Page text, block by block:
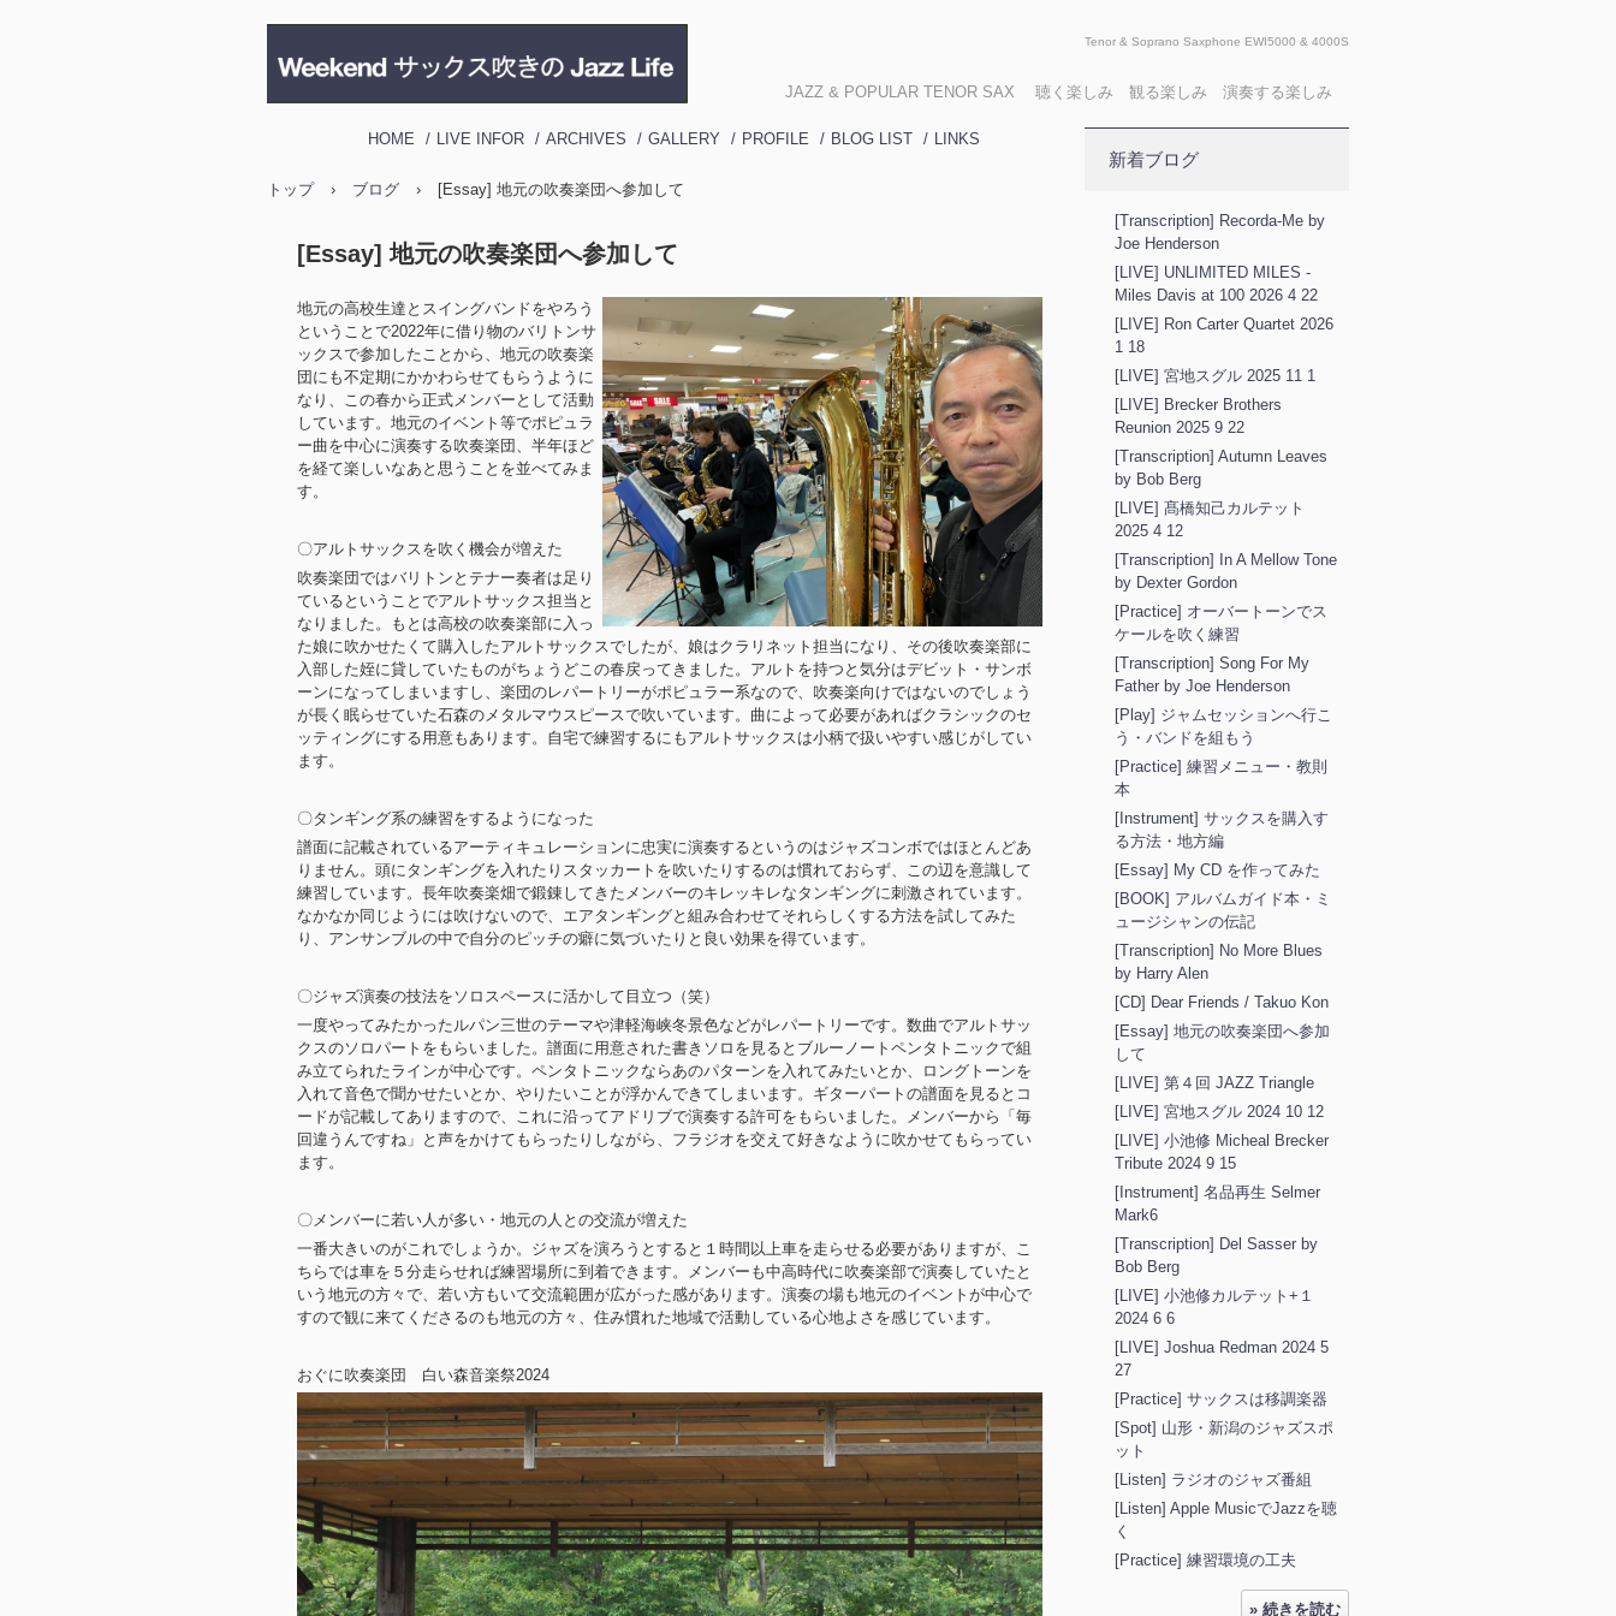
Tenor & Soprano Saxphone EWI5000 & 4000S
JAZZ & POPULAR TENOR SAX 聴く楽しみ 観る楽しみ 演奏する楽しみ
HOME LIVE INFOR ARCHIVES GALLERY PROFILE BLOG LIST LINKS
トップ › ブログ › [Essay] 地元の吹奏楽団へ参加して
[Essay] 地元の吹奏楽団へ参加して
地元の高校生達とスイングバンドをやろう
ということで2022年に借り物のバリトンサ
ックスで参加したことから、地元の吹奏楽
団にも不定期にかかわらせてもらうように
なり、この春から正式メンバーとして活動
しています。地元のイベント等でポピュラ
ー曲を中心に演奏する吹奏楽団、半年ほど
を経て楽しいなあと思うことを並べてみま
す。
〇アルトサックスを吹く機会が増えた
吹奏楽団ではバリトンとテナー奏者は足り
ているということでアルトサックス担当と
なりました。もとは高校の吹奏楽部に入っ
た娘に吹かせたくて購入したアルトサックスでしたが、娘はクラリネット担当になり、その後吹奏楽部に
入部した姪に貸していたものがちょうどこの春戻ってきました。アルトを持つと気分はデビット・サンボ
ーンになってしまいますし、楽団のレパートリーがポピュラー系なので、吹奏楽向けではないのでしょう
が長く眠らせていた石森のメタルマウスピースで吹いています。曲によって必要があればクラシックのセ
ッティングにする用意もあります。自宅で練習するにもアルトサックスは小柄で扱いやすい感じがしてい
ます。
〇タンギング系の練習をするようになった
譜面に記載されているアーティキュレーションに忠実に演奏するというのはジャズコンボではほとんどあ
りません。頭にタンギングを入れたりスタッカートを吹いたりするのは慣れておらず、この辺を意識して
練習しています。長年吹奏楽畑で鍛錬してきたメンバーのキレッキレなタンギングに刺激されています。
なかなか同じようには吹けないので、エアタンギングと組み合わせてそれらしくする方法を試してみた
り、アンサンブルの中で自分のピッチの癖に気づいたりと良い効果を得ています。
〇ジャズ演奏の技法をソロスペースに活かして目立つ（笑）
一度やってみたかったルパン三世のテーマや津軽海峡冬景色などがレパートリーです。数曲でアルトサッ
クスのソロパートをもらいました。譜面に用意された書きソロを見るとブルーノートペンタトニックで組
み立てられたラインが中心です。ペンタトニックならあのパターンを入れてみたいとか、ロングトーンを
入れて音色で聞かせたいとか、やりたいことが浮かんできてしまいます。ギターパートの譜面を見るとコ
ードが記載してありますので、これに沿ってアドリブで演奏する許可をもらいました。メンバーから「毎
回違うんですね」と声をかけてもらったりしながら、フラジオを交えて好きなように吹かせてもらってい
ます。
〇メンバーに若い人が多い・地元の人との交流が増えた
一番大きいのがこれでしょうか。ジャズを演ろうとすると１時間以上車を走らせる必要がありますが、こ
ちらでは車を５分走らせれば練習場所に到着できます。メンバーも中高時代に吹奏楽部で演奏していたと
いう地元の方々で、若い方もいて交流範囲が広がった感があります。演奏の場も地元のイベントが中心で
すので観に来てくださるのも地元の方々、住み慣れた地域で活動している心地よさを感じています。
おぐに吹奏楽団 白い森音楽祭2024
新着ブログ
[Transcription] Recorda-Me by
Joe Henderson
[LIVE] UNLIMITED MILES -
Miles Davis at 100 2026 4 22
[LIVE] Ron Carter Quartet 2026
1 18
[LIVE] 宮地スグル 2025 11 1
[LIVE] Brecker Brothers
Reunion 2025 9 22
[Transcription] Autumn Leaves
by Bob Berg
[LIVE] 髙橋知己カルテット
2025 4 12
[Transcription] In A Mellow Tone
by Dexter Gordon
[Practice] オーバートーンでス
ケールを吹く練習
[Transcription] Song For My
Father by Joe Henderson
[Play] ジャムセッションへ行こ
う・バンドを組もう
[Practice] 練習メニュー・教則
本
[Instrument] サックスを購入す
る方法・地方編
[Essay] My CD を作ってみた
[BOOK] アルバムガイド本・ミ
ュージシャンの伝記
[Transcription] No More Blues
by Harry Alen
[CD] Dear Friends / Takuo Kon
[Essay] 地元の吹奏楽団へ参加
して
[LIVE] 第４回 JAZZ Triangle
[LIVE] 宮地スグル 2024 10 12
[LIVE] 小池修 Micheal Brecker
Tribute 2024 9 15
[Instrument] 名品再生 Selmer
Mark6
[Transcription] Del Sasser by
Bob Berg
[LIVE] 小池修カルテット+１
2024 6 6
[LIVE] Joshua Redman 2024 5
27
[Practice] サックスは移調楽器
[Spot] 山形・新潟のジャズスポ
ット
[Listen] ラジオのジャズ番組
[Listen] Apple MusicでJazzを聴
く
[Practice] 練習環境の工夫
» 続きを読む